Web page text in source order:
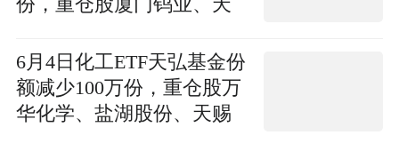
份，重仓股厦门钨业、天
6月4日化工ETF天弘基金份
额减少100万份，重仓股万
华化学、盐湖股份、天赐